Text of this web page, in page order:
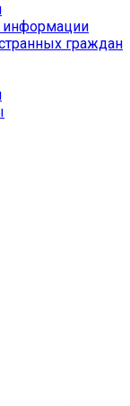
информации
граждан